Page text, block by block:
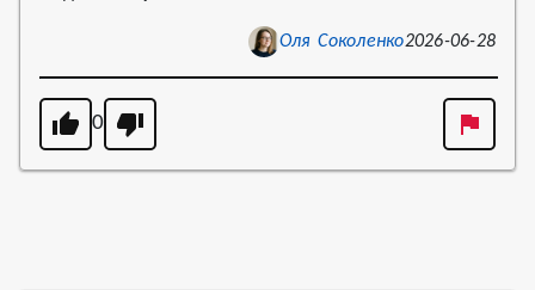
Оля Соколенко2026-06-28
0